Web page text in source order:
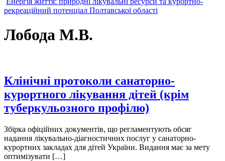
рекреаційний потенціал Полтавської області
Лобода М.В.
Клінічні протоколи санаторно-
курортного лікування дітей (крім
туберкульозного профілю)
Збірка офіційних документів, що регламентують обсяг
надання лікувально-діагностичних послуг у санаторно-
курортних закладах для дітей України. Видання має за мету
оптимізувати […]